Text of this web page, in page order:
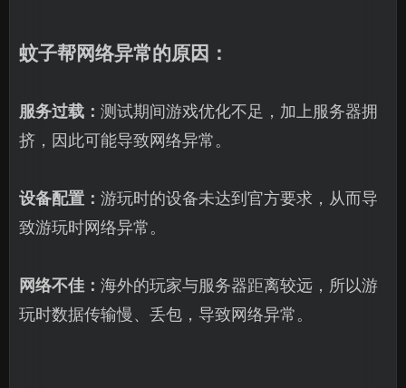
蚊子帮网络异常的原因：
服务过载： 测试期间游戏优化不足，加上服务器拥
挤，因此可能导致网络异常。
设备配置： 游玩时的设备未达到官方要求，从而导
致游玩时网络异常。
网络不佳： 海外的玩家与服务器距离较远，所以游
玩时数据传输慢、丢包，导致网络异常。